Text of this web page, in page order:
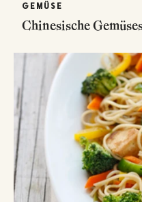
GEMÜSE
Chinesische